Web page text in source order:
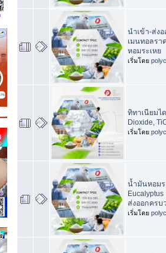
นำเข้า-ส่ง
เมนทอลรา
หอมระเหย
เริ่มโดย
ทิทาเนียมไ
Dioxide,
เริ่มโดย
น้ำมันหอมร
ส่งออกครบ
เริ่มโดย